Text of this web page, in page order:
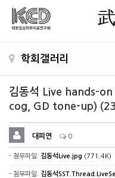
武林高
학회갤러리
김동석 Live hands-
cog, GD tone-up)
대피연 0
- 첨부파일: 김동석Live.jpg (771.4K)
- 첨부파일: 김동석